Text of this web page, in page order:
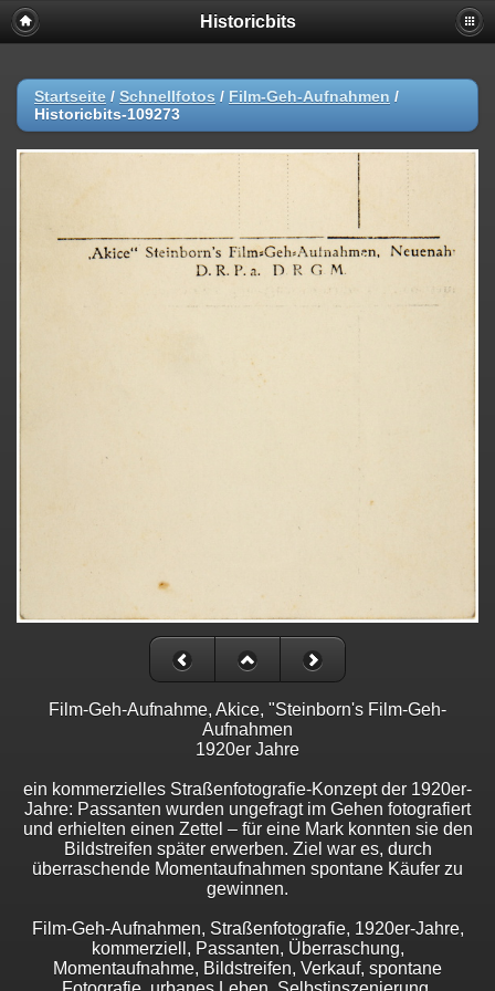
Historicbits
Startseite / Schnellfotos / Film-Geh-Aufnahmen /
Historicbits-109273
Film-Geh-Aufnahme, Akice, "Steinborn's Film-Geh-
Aufnahmen
1920er Jahre
ein kommerzielles Straßenfotografie-Konzept der 1920er-
Jahre: Passanten wurden ungefragt im Gehen fotografiert
und erhielten einen Zettel – für eine Mark konnten sie den
Bildstreifen später erwerben. Ziel war es, durch
überraschende Momentaufnahmen spontane Käufer zu
gewinnen.
Film-Geh-Aufnahmen, Straßenfotografie, 1920er-Jahre,
kommerziell, Passanten, Überraschung,
Momentaufnahme, Bildstreifen, Verkauf, spontane